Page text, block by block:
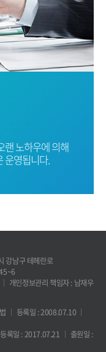
랜노하우에 의해
운영됩니다.
강남구 테헤란로
개인정보관리 책임자 : 남재우
등록일 : 2008.07.10
등록일 : 2017.07.21
출원일 :